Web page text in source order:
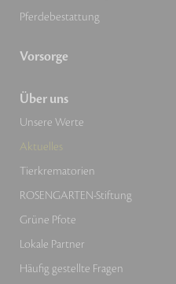
Pferdebestattung
Vorsorge
Über uns
Unsere Werte
Aktuelles
Tierkrematorien
ROSENGARTEN-Stiftung
Grüne Pfote
Lokale Partner
Häufig gestellte Fragen